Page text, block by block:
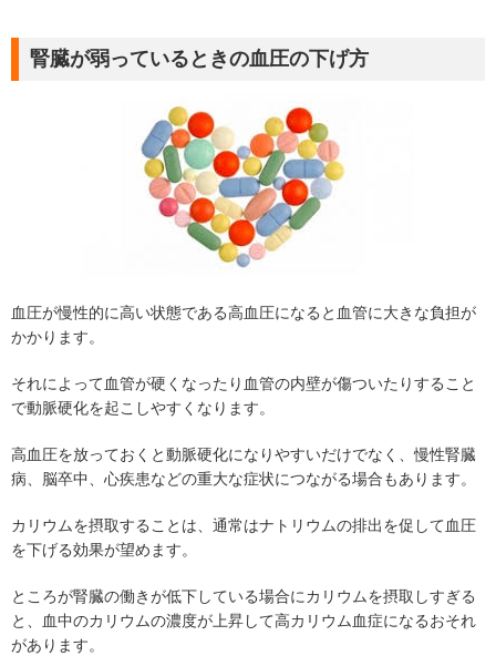
腎臓が弱っているときの血圧の下げ方
血圧が慢性的に高い状態である高血圧になると血管に大きな負担が
かかります。
それによって血管が硬くなったり血管の内壁が傷ついたりすること
で動脈硬化を起こしやすくなります。
高血圧を放っておくと動脈硬化になりやすいだけでなく、慢性腎臓
病、脳卒中、心疾患などの重大な症状につながる場合もあります。
カリウムを摂取することは、通常はナトリウムの排出を促して血圧
を下げる効果が望めます。
ところが腎臓の働きが低下している場合にカリウムを摂取しすぎる
と、血中のカリウムの濃度が上昇して高カリウム血症になるおそれ
があります。